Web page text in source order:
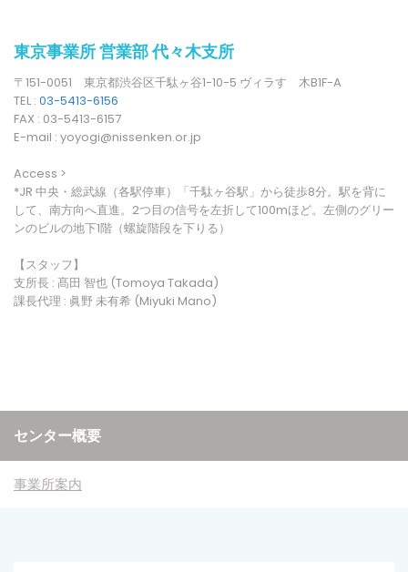
東京事業所 営業部 代々木支所
〒151-0051 東京都渋谷区千駄ヶ谷1-10-5 ヴィラすゞ木B1F-A
TEL : 03-5413-6156
FAX : 03-5413-6157
E-mail : yoyogi@nissenken.or.jp
Access >
*JR 中央・総武線（各駅停車）「千駄ヶ谷駅」から徒歩8分。駅を背に
して、南方向へ直進。2つ目の信号を左折して100mほど。左側のグリー
ンのビルの地下1階（螺旋階段を下りる）
【スタッフ】
支所長 : 髙田 智也 (Tomoya Takada)
課長代理 : 眞野 未有希 (Miyuki Mano)
センター概要
事業所案内